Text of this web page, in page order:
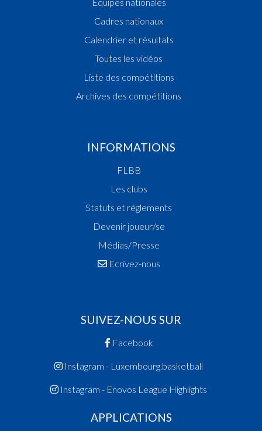
Cadres nationaux
Calendrier et résultats
Toutes les vidéos
Liste des compétitions
Archives des compétitions
INFORMATIONS
FLBB
Les clubs
Statuts et réglements
Devenir joueur/se
Médias/Presse
Ecrivez-nous
SUIVEZ-NOUS SUR
Facebook
Instagram - Luxembourg.basketball
Instagram - Enovos League Highlights
APPLICATIONS